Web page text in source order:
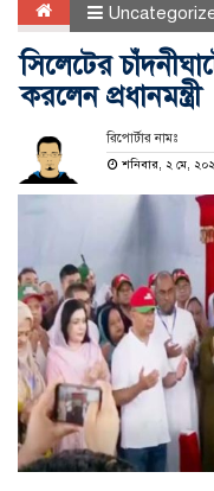
সিলেটের
করলেন প্রধানমন্ত্রী
রিপোর্টার নামঃ
শনিবার, ২ মে,